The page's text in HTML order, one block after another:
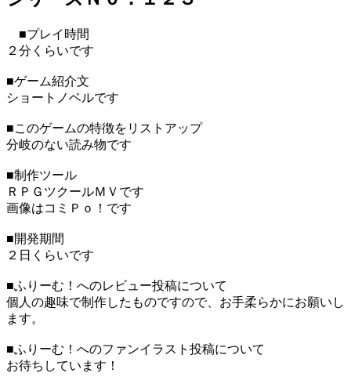
■プレイ時間
２分くらいです
■ゲーム紹介文
ショートノベルです
■このゲームの特徴をリストアップ
分岐のない読み物です
■制作ツール
ＲＰＧツクールＭＶです
画像はコミＰｏ！です
■開発期間
２日くらいです
■ふりーむ！へのレビュー投稿について
個人の趣味で制作したものですので、お手柔らかにお願いし
ます。
■ふりーむ！へのファンイラスト投稿について
お待ちしています！